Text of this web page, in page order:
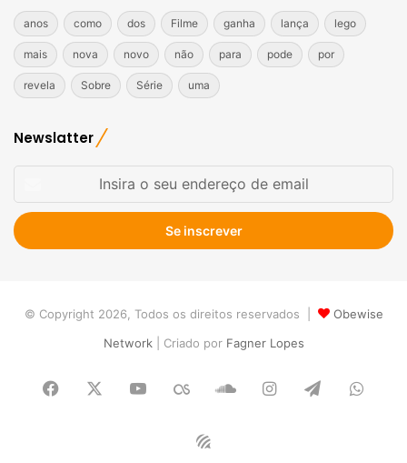
anos como dos Filme ganha lança lego
mais nova novo não para pode por
revela Sobre Série uma
Newslatter
Insira
seu
endereço
de
© Copyright 2026, Todos os direitos reservados |
Obewise
Network| Criado porFagner Lopes
Facebook YouTubeLast.FMSoundCloud
Instagram
Telegram
Obewise